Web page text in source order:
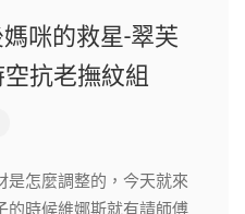
媽咪的救星-翠芙
空抗老撫紋組
是怎麼調整的，今天就來
的時候維娜斯就有請師傅